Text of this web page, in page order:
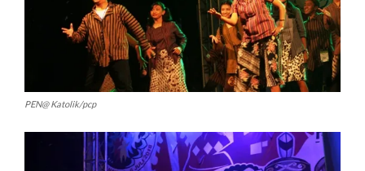
PEN@ Katolik/pcp